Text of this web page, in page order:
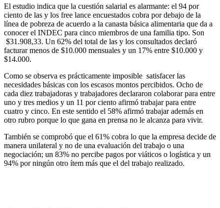
El estudio indica que la cuestión salarial es alarmante: el 94 por
ciento de las y los free lance encuestados cobra por debajo de la
línea de pobreza de acuerdo a la canasta básica alimentaria que da a
conocer el INDEC para cinco miembros de una familia tipo. Son
$31.908,33. Un 62% del total de las y los consultados declaró
facturar menos de $10.000 mensuales y un 17% entre $10.000 y
$14.000.
Como se observa es prácticamente imposible satisfacer las
necesidades básicas con los escasos montos percibidos. Ocho de
cada diez trabajadoras y trabajadores declararon colaborar para entre
uno y tres medios y un 11 por ciento afirmó trabajar para entre
cuatro y cinco. En este sentido el 58% afirmó trabajar además en
otro rubro porque lo que gana en prensa no le alcanza para vivir.
También se comprobó que el 61% cobra lo que la empresa decide de
manera unilateral y no de una evaluación del trabajo o una
negociación; un 83% no percibe pagos por viáticos o logística y un
94% por ningún otro ítem más que el del trabajo realizado.